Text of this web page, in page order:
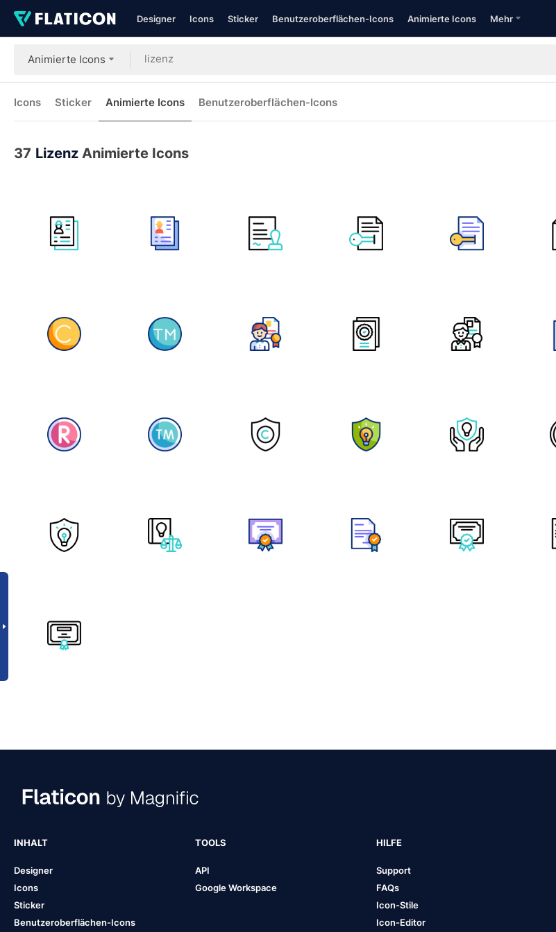
Designer Icons Sticker Benutzeroberflächen-Icons Animierte Icons Mehr
Animierte Icons
Icons Sticker Animierte Icons Benutzeroberflächen-Icons
37 Lizenz Animierte Icons
INHALT
Designer
Icons
Sticker
Benutzeroberflächen-Icons
TOOLS
API
Google Workspace
HILFE
Support
FAQs
Icon-Stile
Icon-Editor